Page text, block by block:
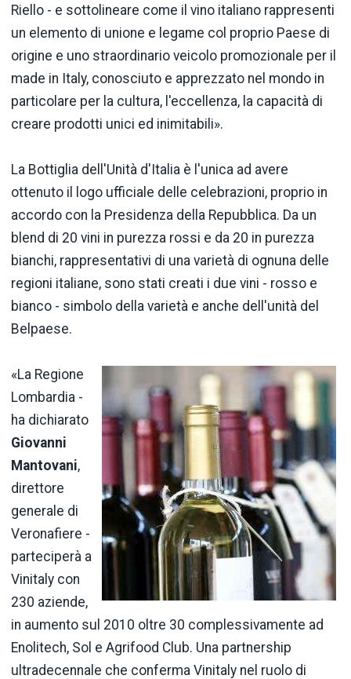
Riello - e sottolineare come il vino italiano rappresenti
un elemento di unione e legame col proprio Paese di
origine e uno straordinario veicolo promozionale per il
made in Italy, conosciuto e apprezzato nel mondo in
particolare per la cultura, l'eccellenza, la capacità di
creare prodotti unici ed inimitabili».
La Bottiglia dell'Unità d'Italia è l'unica ad avere
ottenuto il logo ufficiale delle celebrazioni, proprio in
accordo con la Presidenza della Repubblica. Da un
blend di 20 vini in purezza rossi e da 20 in purezza
bianchi, rappresentativi di una varietà di ognuna delle
regioni italiane, sono stati creati i due vini - rosso e
bianco - simbolo della varietà e anche dell'unità del
Belpaese.
«La Regione
Lombardia -
ha dichiarato
Giovanni
Mantovani,
direttore
generale di
Veronafiere -
parteciperà a
Vinitaly con
230 aziende,
in aumento sul 2010 oltre 30 complessivamente ad
Enolitech, Sol e Agrifood Club. Una partnership
ultradecennale che conferma Vinitaly nel ruolo di